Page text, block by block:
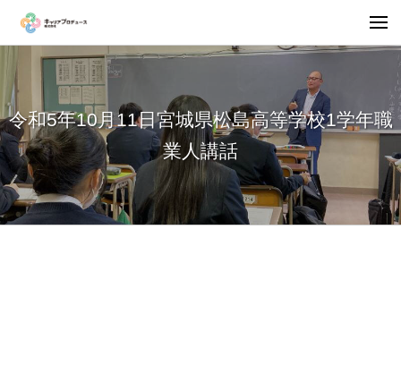
令和5年10月11日宮城県松島高等学校1学年職
業人講話